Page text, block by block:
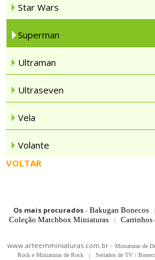
Star Wars
Superman
Ultraman
Ultraseven
Vela
Volante
VOLTAR
Os mais procurados- Bakugan Bonecos |
Coleção Matchbox Miniaturas
| Carrinhos
www.arteemminiaturas.com.br - Miniaturas de
Rock e Miniaturas de Rock
| Seriados de TV /